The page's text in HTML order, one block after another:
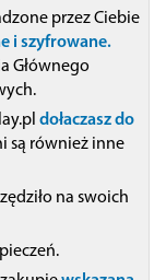
przez Ciebie
i szyfrowane.
Głównego
dołaczasz do
są również inne
na swoich